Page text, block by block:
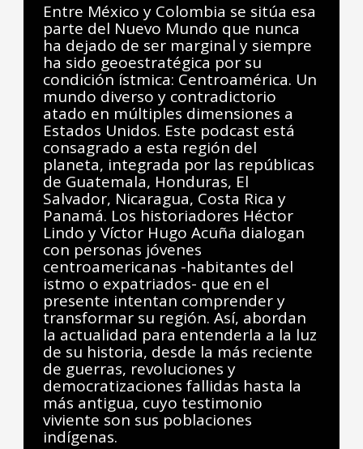
Entre México y Colombia se sitúa esa
parte del Nuevo Mundo que nunca
ha dejado de ser marginal y siempre
ha sido geoestratégica por su
condición ístmica: Centroamérica. Un
mundo diverso y contradictorio
atado en múltiples dimensiones a
Estados Unidos. Este podcast está
consagrado a esta región del
planeta, integrada por las repúblicas
de Guatemala, Honduras, El
Salvador, Nicaragua, Costa Rica y
Panamá. Los historiadores Héctor
Lindo y Víctor Hugo Acuña dialogan
con personas jóvenes
centroamericanas -habitantes del
istmo o expatriados- que en el
presente intentan comprender y
transformar su región. Así, abordan
la actualidad para entenderla a la luz
de su historia, desde la más reciente
de guerras, revoluciones y
democratizaciones fallidas hasta la
más antigua, cuyo testimonio
viviente son sus poblaciones
indígenas.